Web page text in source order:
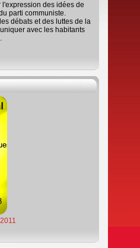
l'expression des idées de
parti communiste.
débats et des luttes de la
avec les habitants